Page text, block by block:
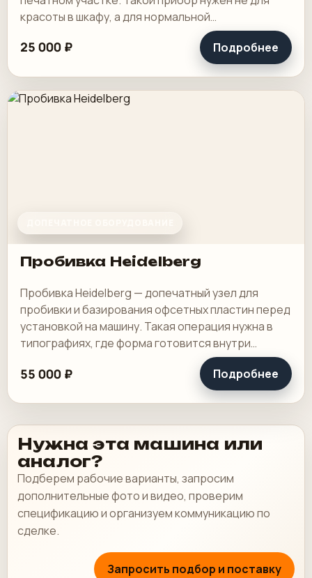
красоты в шкафу, а для нормальной
повторяемости тиража, особенно на офсете и
другой печати.
25 000 ₽ Подробнее
Пробивка Heidelberg
Пробивка Heidelberg — допечатный узел для
пробивки и базирования офсетных пластин перед
установкой на машину. Такая операция нужна в
типографиях, где форма готовится внутри
предприятия и от точности пробивки зависит.
55 000 ₽ Подробнее
Нужна эта машина или
аналог?
Подберем рабочие варианты, запросим
дополнительные фото и видео, проверим
спецификацию и организуем коммуникацию по
сделке.
Запросить подбор и поставку